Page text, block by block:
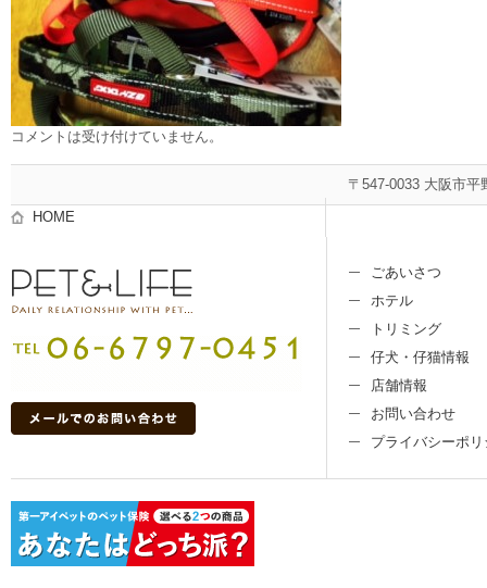
コメントは受け付けていません。
HOME
〒547-0033 大阪市平
ごあいさつ
ホテル
トリミング
仔犬・仔猫情報
店舗情報
お問い合わせ
プライバシーポリ